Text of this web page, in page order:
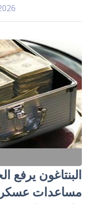
17:30
البنتاغون